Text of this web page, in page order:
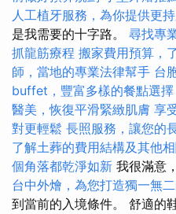
人工植牙服務，為你提供更
是我需要的十字路。 尋找專
抓龍筋療程 搬家費用預算，
師，當地的專業法律幫手 台
buffet，豐富多樣的餐點選擇
醫美，恢復平滑緊緻肌膚 享
對更輕鬆 長照服務，讓您的
了解土葬的費用結構及其他
個角落都乾淨如新 我很滿意
台中外燴，為您打造獨一無
到當前的入境條件。 舒適的